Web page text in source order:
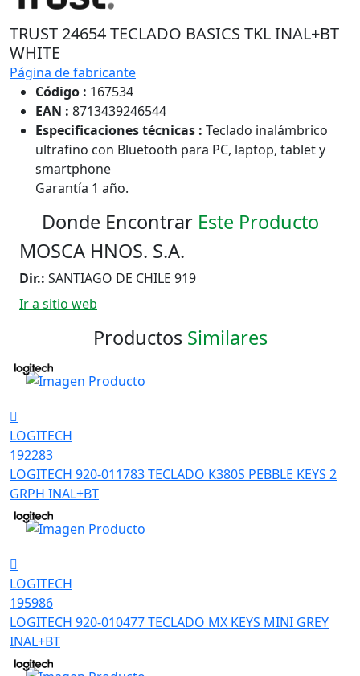
TRUST 24654 TECLADO BASICS TKL INAL+BT
WHITE
Página de fabricante
Código : 167534
EAN : 8713439246544
Especificaciones técnicas : Teclado inalámbrico
ultrafino con Bluetooth para PC, laptop, tablet y
smartphone
Garantía 1 año.
Donde Encontrar Este Producto
MOSCA HNOS. S.A.
Dir.: SANTIAGO DE CHILE 919
Ir a sitio web
Productos Similares
LOGITECH
192283
LOGITECH 920-011783 TECLADO K380S PEBBLE KEYS 2
GRPH INAL+BT
LOGITECH
195986
LOGITECH 920-010477 TECLADO MX KEYS MINI GREY
INAL+BT